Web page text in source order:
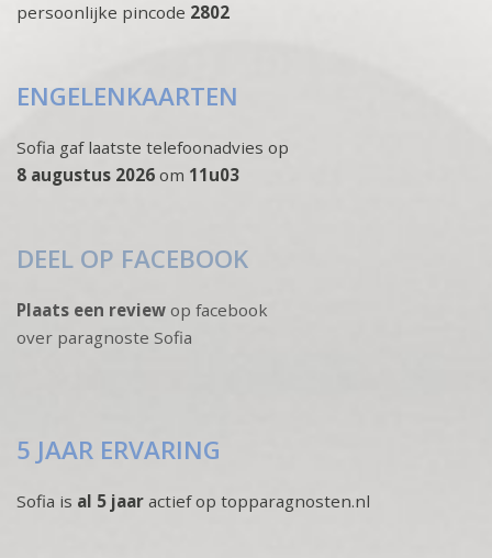
persoonlijke pincode 2802
ENGELENKAARTEN
Sofia gaf laatste telefoonadvies op
8 augustus 2026 om 11u03
DEEL OP FACEBOOK
Plaats een review op facebook
over paragnoste Sofia
5 JAAR ERVARING
Sofia is al 5 jaar actief op topparagnosten.nl